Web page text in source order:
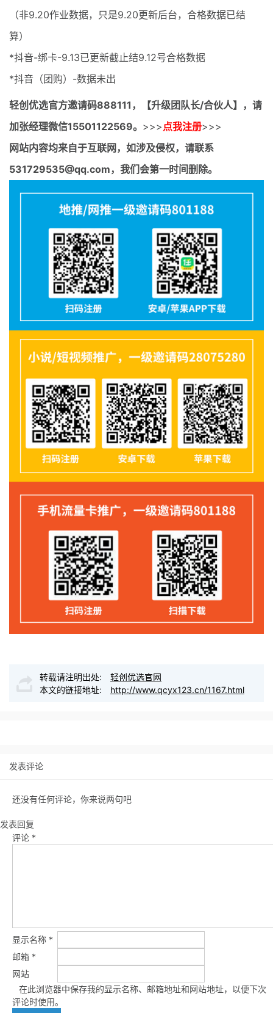
（非9.20作业数据，只是9.20更新后台，合格数据已结
算）
*抖音-绑卡-9.13已更新截止结9.12号合格数据
*抖音（团购）-数据未出
轻创优选官方邀请码888111，【升级团队长/合伙人】，请
加张经理微信15501122569。 >>> 点我注册>>>
网站内容均来自于互联网，如涉及侵权，请联系
531729535@qq.com，我们会第一时间删除。
转载请注明出处:
轻创优选官网
本文的链接地址:
http://www.qcyx123.cn/1167.html
发表评论
还没有任何评论，你来说两句吧
发表回复
评论 *
显示名称 *
邮箱 *
网站
在此浏览器中保存我的显示名称、邮箱地址和网站地址，以便下次
评论时使用。